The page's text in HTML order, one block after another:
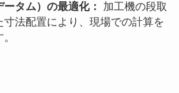
タム）の最適化：
加工機の段取
寸法配置により、現場での計算を